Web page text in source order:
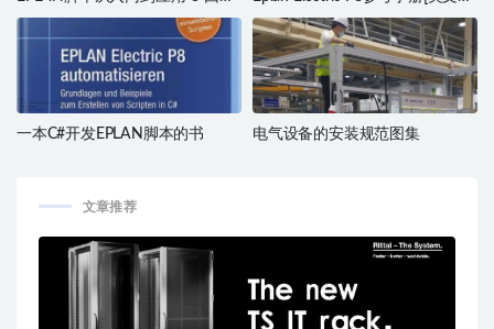
参数到脚本
版]
一本C#开发EPLAN脚本的书 电气设备的安装规范图集
文章推荐